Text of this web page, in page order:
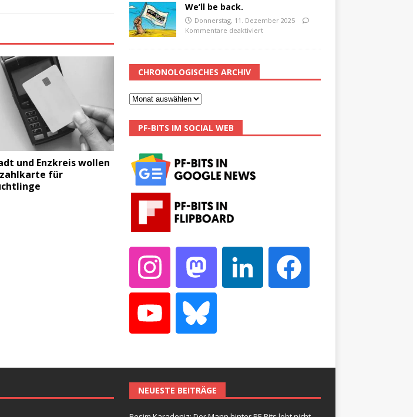
und Enzkreis wollen
für
We’ll be back.
Donnerstag, 11. Dezember 2025
Kommentare deaktiviert
CHRONOLOGISCHES ARCHIV
PF-BITS IM SOCIAL WEB
NEUESTE BEITRÄGE